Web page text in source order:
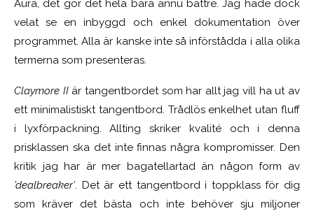
Aura, det gör det hela bara ännu bättre. Jag hade dock
velat se en inbyggd och enkel dokumentation över
programmet. Alla är kanske inte så införstådda i alla olika
termerna som presenteras.
Claymore II är tangentbordet som har allt jag vill ha ut av
ett minimalistiskt tangentbord. Trådlös enkelhet utan fluff
i lyxförpackning. Allting skriker kvalité och i denna
prisklassen ska det inte finnas några kompromisser. Den
kritik jag har är mer bagatellartad än någon form av
’dealbreaker’. Det är ett tangentbord i toppklass för dig
som kräver det bästa och inte behöver sju miljoner